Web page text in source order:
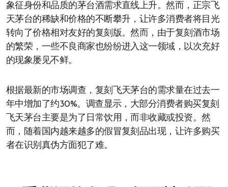
象征身份和品质的茅台酒需求直线上升。然而，正宗飞
天茅台的稀缺和价格的不断攀升，让许多消费者将目光
转向了价格相对友好的复刻版。然而，由于复刻酒市场
的繁荣，一些不良商家也纷纷进入这一领域，以次充好
的现象屡见不鲜。
根据最新的市场调查，复刻飞天茅台的需求量在过去一
年中增加了约30%。调查显示，大部分消费者购买复刻
飞天茅台主要是为了日常饮用，而非收藏或投资。然
而，随着国内越来越多的假冒复刻品出现，让许多购买
者在识别真伪方面犯了难。